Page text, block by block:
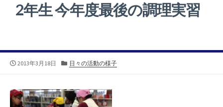
2年生 今年度最後の調理実習
公
2013年3月18日
カ
リ
ー
日々の活動の様子